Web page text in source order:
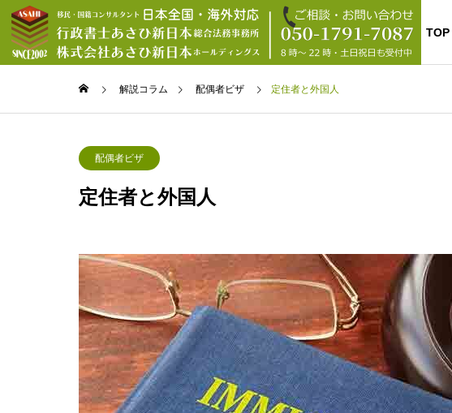
TOP
パフォーマン
実績
法律家のご紹介／
メディア掲載実績
弊所代表所長のご挨拶/
企業理念/CSR
COLUMN
在留資格認定証明書と配偶者
ビザ等
強制送還と人権救済
イミグレーション総合
コンサルタント/行政書
さひ新日本のメリット
イミグレーション総合戦略コン
ントのメリット
解説コラム 配偶者ビザ 定住者と外国人
配偶者ビザ
定住者と外国人